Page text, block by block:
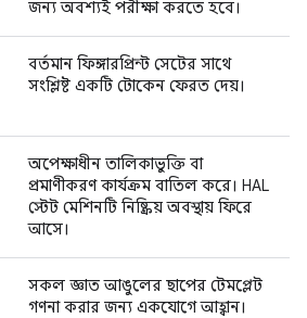
জন্য অবশ্যই পরীক্ষা করতে হবে।
বর্তমান ফিঙ্গারপ্রিন্ট সেটের সাথে
সংশ্লিষ্ট একটি টোকেন ফেরত দেয়।
অপেক্ষাধীন তালিকাভুক্তি বা
প্রমাণীকরণ কার্যক্রম বাতিল করে। HAL
স্টেট মেশিনটি নিষ্ক্রিয় অবস্থায় ফিরে
আসে।
সকল জ্ঞাত আঙুলের ছাপের টেমপ্লেট
গণনা করার জন্য একযোগে আহ্বান।